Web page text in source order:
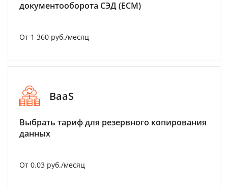
документооборота СЭД (ECM)
От 1 360 руб./месяц
BaaS
Выбрать тариф для резервного копирования
данных
От 0.03 руб./месяц